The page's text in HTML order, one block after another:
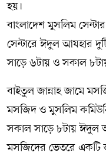
হয়।
বাংলাদেশ মুসলিম
সেন্টারে ঈদুল আযহার
সাড়ে ৬টায় ও সকাল
বাইতুল জান্নাহ জামে
মসজিদ ও মুসলিম
সকাল সাড়ে ৮টায় ঈদুল
মসজিদের ভেতরে একটি